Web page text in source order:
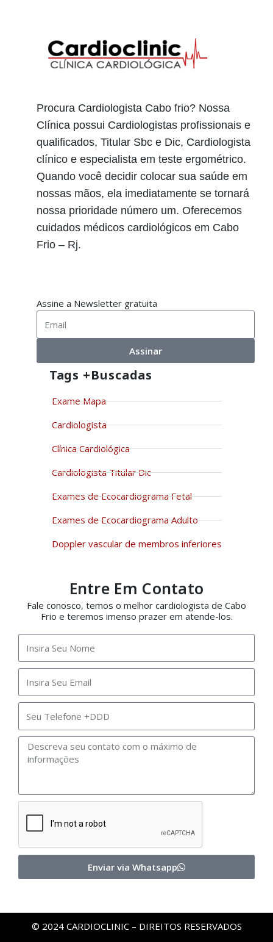
Procura Cardiologista Cabo frio? Nossa
Clínica possui Cardiologistas profissionais e
qualificados, Titular Sbc e Dic, Cardiologista
clínico e especialista em teste ergométrico.
Quando você decidir colocar sua saúde em
nossas mãos, ela imediatamente se tornará
nossa prioridade número um. Oferecemos
cuidados médicos cardiológicos em Cabo
Frio – Rj.
Assine a Newsletter gratuita
Assinar
Tags +buscadas
Exame Mapa
Cardiologista
Clínica Cardiológica
Cardiologista Titular Dic
Exames de Ecocardiograma Fetal
Exames de Ecocardiograma Adulto
Doppler vascular de membros inferiores
Entre Em Contato
Fale conosco, temos o melhor cardiologista de Cabo
Frio e teremos imenso prazer em atende-los.
Enviar via Whatsapp
© 2024 CARDIOCLINIC – DIREITOS RESERVADOS